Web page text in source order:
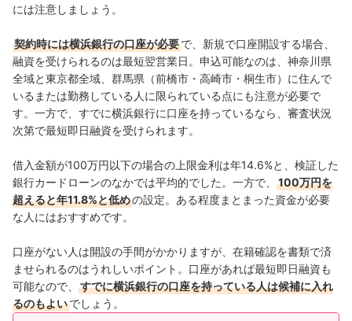
には注意しましょう。
契約時には横浜銀行の口座が必要で、新規で口座開設する場合、
融資を受けられるのは最短翌営業日。申込可能なのは、 神奈川県
全域と東京都全域、群馬県（前橋市・高崎市・桐生市）に住んで
いるまたは勤務している人に限られている点にも注意が必要で
す。一方で、すでに横浜銀行に口座を持っているなら、審査状況
次第で最短即日融資を受けられます。
借入金額が100万円以下の場合の上限金利は年14.6%と、検証した
銀行カードローンのなかでは平均的でした。一方で、
100万円を
超えると年11.8%と低めの設定。ある程度まとまった資金が必要
な人にはおすすめです。
口座がない人は開設の手間がかかりますが、在籍確認を書類で済
ませられるのはうれしいポイント。口座があれば最短即日融資も
可能なので、
すでに横浜銀行の口座を持っている人は候補に入れ
るのもよいでしょう。